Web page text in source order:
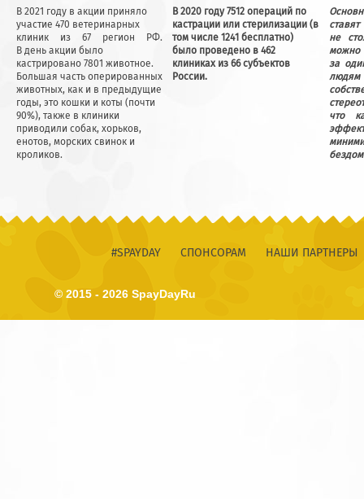
В 2021 году в акции приняло
участие 470 ветеринарных
клиник из 67 регион РФ.
В день акции было
кастрировано 7801 животное.
Большая часть оперированных
животных, как и в предыдущие
годы, это кошки и коты (почти
90%), также в клиники
приводили собак, хорьков,
енотов, морских свинок и
кроликов.
В 2020 году 7512 операций по
кастрации или стерилизации (в
том числе 1241 бесплатно)
было проведено в 462
клиниках из 66 субъектов
России.
не
можно
за
что
#SPAYDAY СПОНСОРАМ НАШИ ПАРТНЕРЫ
© 2015 - 2026 SpayDayRu